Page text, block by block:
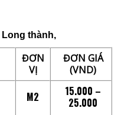
Long thành,
ĐƠN
VỊ
ĐƠN GIÁ
(VND)
M2
15.000 –
25.000